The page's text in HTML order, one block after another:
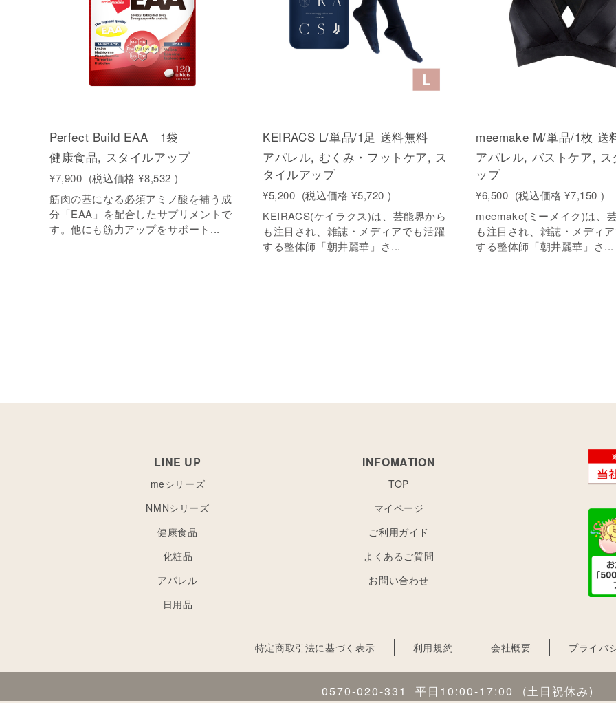
Perfect Build EAA 1袋
健康食品, スタイルアップ
¥7,900 (税込価格 ¥8,532 )
筋肉の基になる必須アミノ酸を補う成
分「EAA」を配合したサプリメントで
す。他にも筋力アップをサポート...
KEIRACS L/単品/1足 送料無料
アパレル, むくみ・フットケア, ス
タイルアップ
¥5,200 (税込価格 ¥5,720 )
KEIRACS(ケイラクス)は、芸能界から
も注目され、雑誌・メディアでも活躍
する整体師「朝井麗華」さ...
meemake M/単品/1枚 送
アパレル, バストケア, ス
ップ
¥6,500 (税込価格 ¥7,150 )
meemake(ミーメイク)は、
も注目され、雑誌・メディ
する整体師「朝井麗華」さ...
LINE UP
meシリーズ
NMNシリーズ
健康食品
化粧品
アパレル
日用品
INFOMATION
TOP
マイページ
ご利用ガイド
よくあるご質問
お問い合わせ
特定商取引法に基づく表示 利用規約 会社概要 プライバ
0570-020-331 平日10:00-17:00 (土日祝休み)